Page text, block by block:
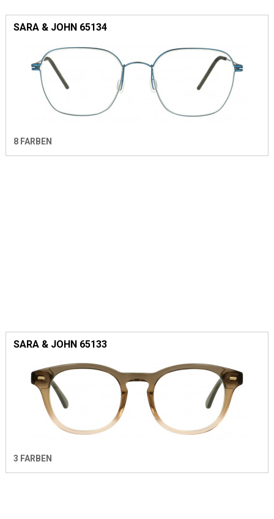
SARA & JOHN 65134
8 FARBEN
SARA & JOHN 65133
3 FARBEN